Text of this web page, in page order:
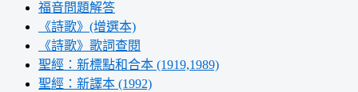
福音問題解答
《詩歌》(增選本)
《詩歌》歌詞查閱
聖經：新標點和合本 (1919,1989)
聖經：新譯本 (1992)